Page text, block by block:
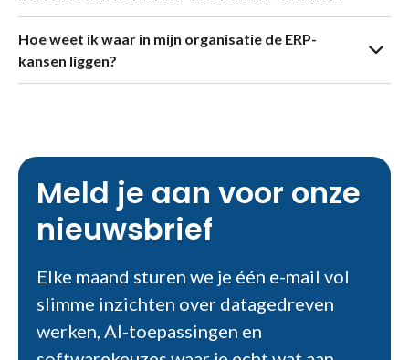
procesoptimalisatie
vormt de basis voor AI Agents die processen
automatiseren
afwijkingen signaleren (bijv. vertraagde orders of
automatische planningsvoorstellen doen
Hoe weet ik waar in mijn organisatie de ERP-
kansen liggen?
welke inzichten nu missen voor sturing
welke AI-use cases direct waarde opleveren
Meld je aan voor onze
nieuwsbrief
Elke maand sturen we je één e-mail vol
slimme inzichten over datagedreven
werken, AI-toepassingen en